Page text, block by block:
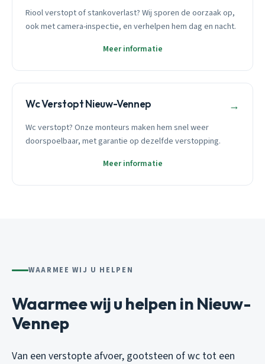
Riool verstopt of stankoverlast? Wij sporen de oorzaak op,
ook met camera-inspectie, en verhelpen hem dag en nacht.
Meer informatie
Wc Verstopt Nieuw-Vennep →
Wc verstopt? Onze monteurs maken hem snel weer
doorspoelbaar, met garantie op dezelfde verstopping.
Meer informatie
WAARMEE WIJ U HELPEN
Waarmee wij u helpen in Nieuw-
Vennep
Van een verstopte afvoer, gootsteen of wc tot een